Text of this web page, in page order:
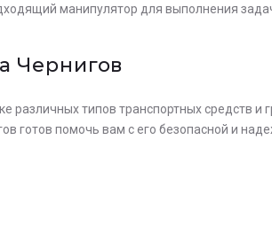
манипулятор для выполнения
Чернигов
различных типов транспортных средств и
готов помочь вам с его безопасной и